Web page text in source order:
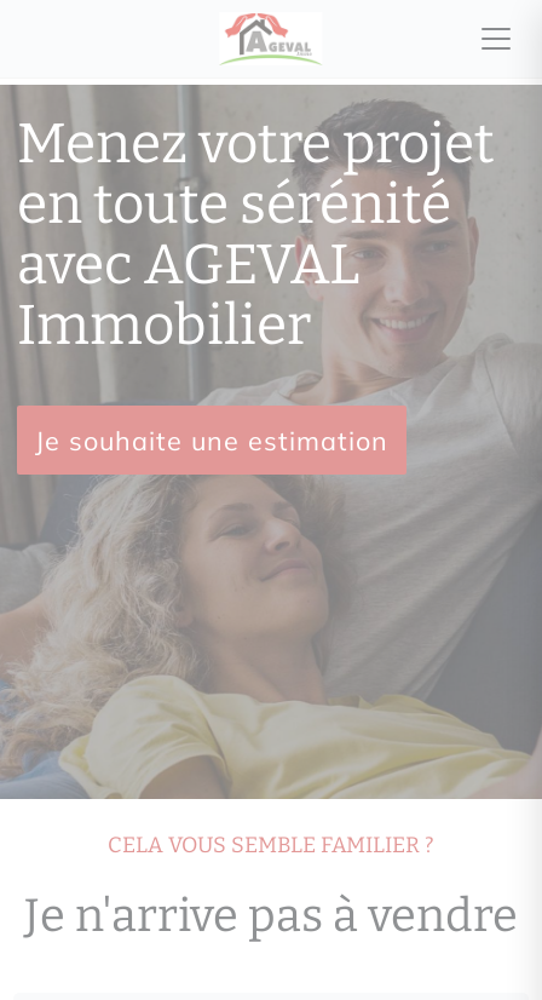
Menez votre projet
en toute sérénité
avec AGEVAL
Immobilier
Je souhaite une estimation
CELA VOUS SEMBLE FAMILIER ?
Je n'arrive pas à vendre